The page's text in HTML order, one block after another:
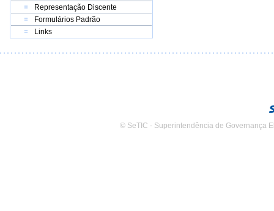
Representação Discente
Formulários Padrão
Links
© SeTIC - Superintendência de Governança